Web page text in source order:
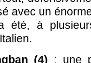
avec un
été, à
(4) : une